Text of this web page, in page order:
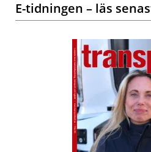
E-tidningen – läs